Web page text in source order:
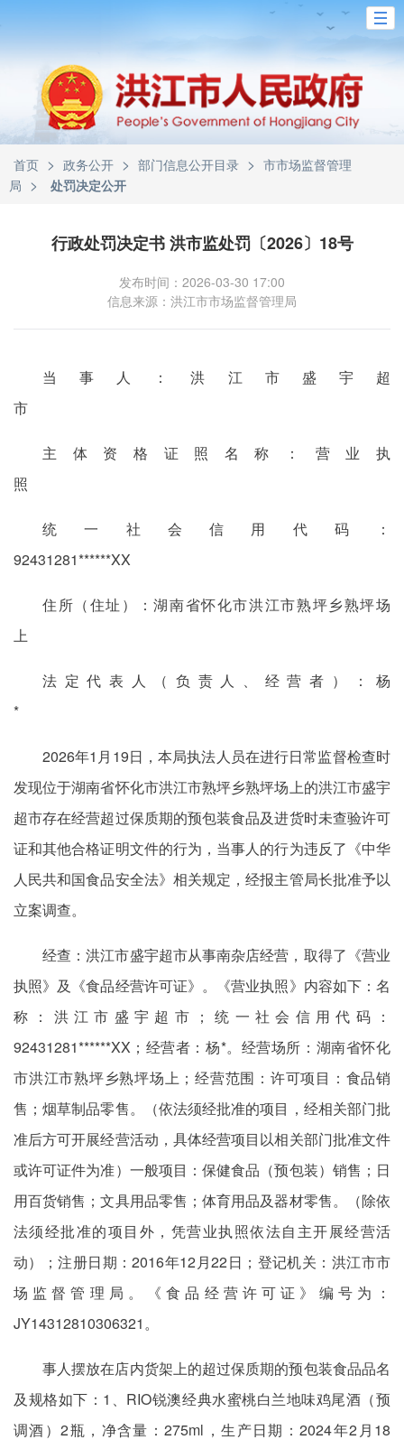
首页 > 政务公开 > 部门信息公开目录 > 市市场监督管理
局 > 处罚决定公开
行政处罚决定书 洪市监处罚〔2026〕18号
发布时间：2026-03-30 17:00
信息来源：洪江市市场监督管理局
当事人：洪江市盛宇超
市
主体资格证照名称：营业执
照
统一社会信用代码：
住所（住址）：湖南省怀化市洪江市熟坪乡熟坪场
上
法定代表人（负责人、经营者）：杨
*
2026年1月19日，本局执法人员在进行日常监督检查时
发现位于湖南省怀化市洪江市熟坪乡熟坪场上的洪江市盛宇
超市存在经营超过保质期的预包装食品及进货时未查验许可
证和其他合格证明文件的行为，当事人的行为违反了《中华
人民共和国食品安全法》相关规定，经报主管局长批准予以
立案调查。
经查：洪江市盛宇超市从事南杂店经营，取得了《营业
执照》及《食品经营许可证》。《营业执照》内容如下：名
称：洪江市盛宇超市；统一社会信用代码：
92431281******XX；经营者：杨*。经营场所：湖南省怀化
市洪江市熟坪乡熟坪场上；经营范围：许可项目：食品销
售；烟草制品零售。（依法须经批准的项目，经相关部门批
准后方可开展经营活动，具体经营项目以相关部门批准文件
或许可证件为准）一般项目：保健食品（预包装）销售；日
用百货销售；文具用品零售；体育用品及器材零售。（除依
法须经批准的项目外，凭营业执照依法自主开展经营活
动）；注册日期：2016年12月22日；登记机关：洪江市市
场监督管理局。《食品经营许可证》编号为：
JY14312810306321。
事人摆放在店内货架上的超过保质期的预包装食品品名
及规格如下：1、RIO锐澳经典水蜜桃白兰地味鸡尾酒（预
调酒）2瓶，净含量：275ml，生产日期：2024年2月18